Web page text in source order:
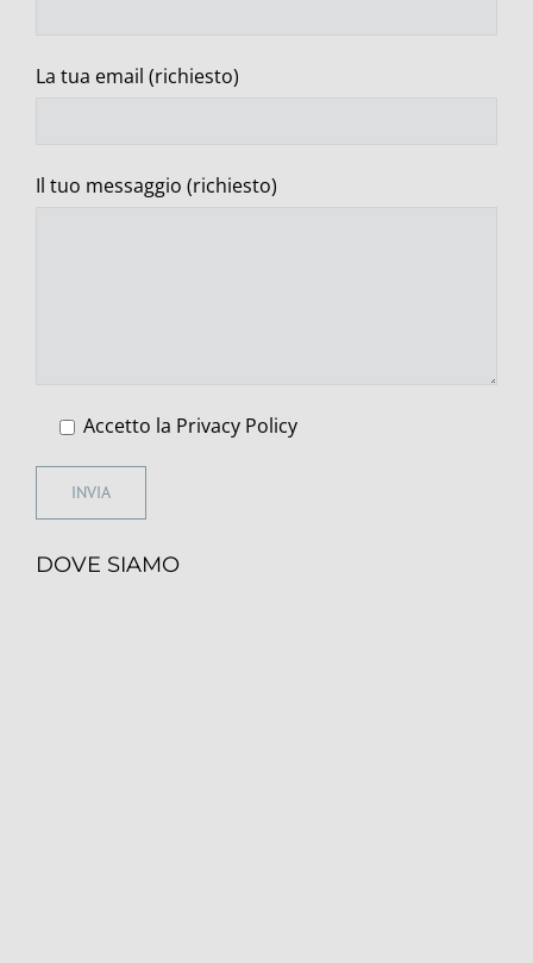
La tua email (richiesto)
Il tuo messaggio (richiesto)
Accetto la Privacy Policy
DOVE SIAMO